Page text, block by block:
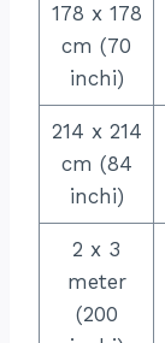
178 x 178
cm (70
inchi)
214 x 214
cm (84
inchi)
2 x 3
meter
(200